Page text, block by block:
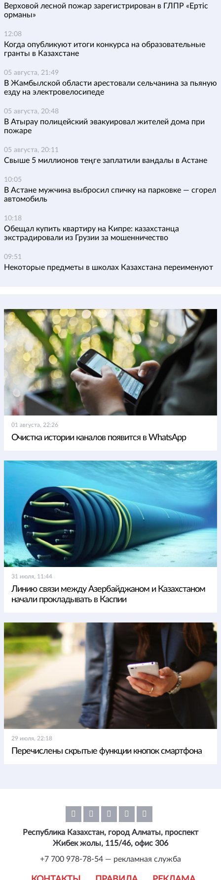
Верховой лесной пожар зарегистрирован в ГЛПР «Ертіс
орманы»
12:08
Когда опубликуют итоги конкурса на образовательные
гранты в Казахстане
05 августа, 21:49
В Жамбылской области арестовали сельчанина за пьяную
езду на электровелосипеде
05 августа, 20:48
В Атырау полицейский эвакуировал жителей дома при
пожаре
05 августа, 20:11
Свыше 5 миллионов теңге заплатили вандалы в Астане
10:05
В Астане мужчина выбросил спичку на парковке — сгорел
автомобиль
10:18
Обещал купить квартиру на Кипре: казахстанца
экстрадировали из Грузии за мошенничество
09:51
Некоторые предметы в школах Казахстана переименуют
01 августа, 22:26
Очистка истории каналов появится в WhatsApp
31 июля, 11:44
Линию связи между Азербайджаном и Казахстаном
начали прокладывать в Каспии
29 июля, 22:18
Перечислены скрытые функции кнопок смартфона
Республика Казахстан, город Алматы, проспект
Жибек жолы, 115/46, офис 306
+7 700 978-78-54 — рекламная служба